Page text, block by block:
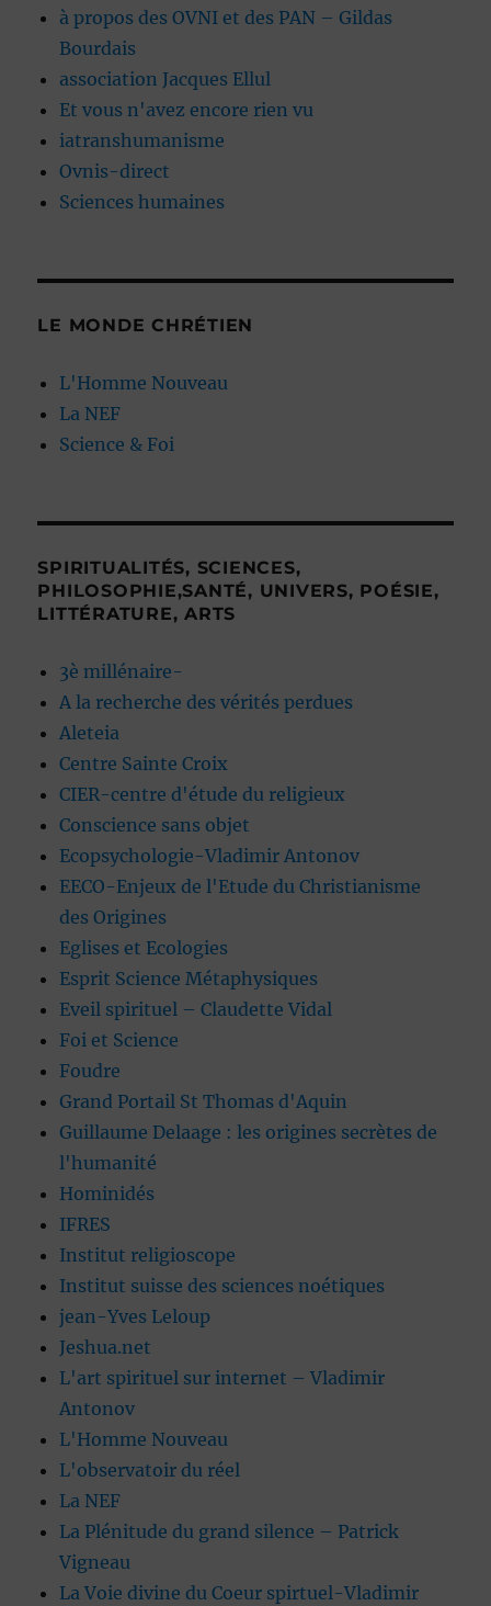
à propos des OVNI et des PAN – Gildas
Bourdais
association Jacques Ellul
Et vous n'avez encore rien vu
iatranshumanisme
Ovnis-direct
Sciences humaines
LE MONDE CHRÉTIEN
L'Homme Nouveau
La NEF
Science & Foi
SPIRITUALITÉS, SCIENCES,
PHILOSOPHIE,SANTÉ, UNIVERS, POÉSIE,
LITTÉRATURE, ARTS
3è millénaire-
A la recherche des vérités perdues
Aleteia
Centre Sainte Croix
CIER-centre d'étude du religieux
Conscience sans objet
Ecopsychologie-Vladimir Antonov
EECO-Enjeux de l'Etude du Christianisme
des Origines
Eglises et Ecologies
Esprit Science Métaphysiques
Eveil spirituel – Claudette Vidal
Foi et Science
Foudre
Grand Portail St Thomas d'Aquin
Guillaume Delaage : les origines secrètes de
l'humanité
Hominidés
IFRES
Institut religioscope
Institut suisse des sciences noétiques
jean-Yves Leloup
Jeshua.net
L'art spirituel sur internet – Vladimir
Antonov
L'Homme Nouveau
L'observatoir du réel
La NEF
La Plénitude du grand silence – Patrick
Vigneau
La Voie divine du Coeur spirtuel-Vladimir